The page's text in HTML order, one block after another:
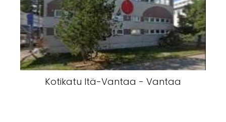
Kotikatu Itä-Vantaa - Vantaa